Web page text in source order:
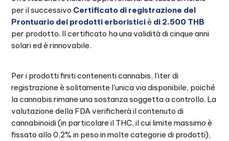
per il successivo Certificato di registrazione del
Prontuario dei prodotti erboristiciè di 2.500 THB
per prodotto. Il certificato ha una validità di cinque anni
solari ed è rinnovabile.
Per i prodotti finiti contenenti cannabis, l'iter di
registrazione è solitamente l'unica via disponibile, poiché
la cannabis rimane una sostanza soggetta a controllo. La
valutazione della FDA verificherà il contenuto di
cannabinoidi (in particolare il THC, il cui limite massimo è
fissato allo 0,2% in peso in molte categorie di prodotti),